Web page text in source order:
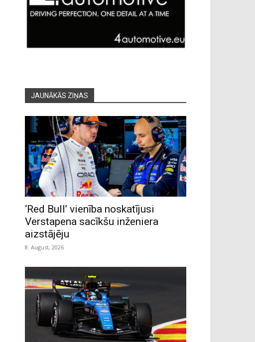
JAUNĀKĀS ZIŅAS
‘Red Bull’ vienība noskatījusi
Verstapena sacīkšu inženiera
aizstājēju
8. August, 2026